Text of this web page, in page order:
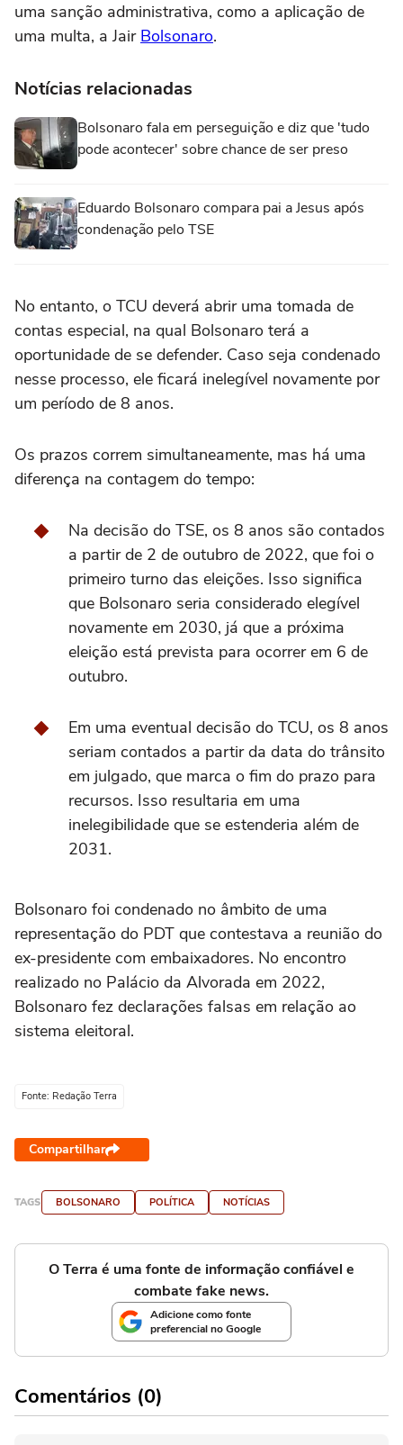
uma sanção administrativa, como a aplicação de
uma multa, a Jair Bolsonaro.
Notícias relacionadas
Bolsonaro fala em perseguição e diz que 'tudo
pode acontecer' sobre chance de ser preso
Eduardo Bolsonaro compara pai a Jesus após
condenação pelo TSE
No entanto, o TCU deverá abrir uma tomada de
contas especial, na qual Bolsonaro terá a
oportunidade de se defender. Caso seja condenado
nesse processo, ele ficará inelegível novamente por
um período de 8 anos.
Os prazos correm simultaneamente, mas há uma
diferença na contagem do tempo:
Na decisão do TSE, os 8 anos são contados
a partir de 2 de outubro de 2022, que foi o
primeiro turno das eleições. Isso significa
que Bolsonaro seria considerado elegível
novamente em 2030, já que a próxima
eleição está prevista para ocorrer em 6 de
outubro.
Em uma eventual decisão do TCU, os 8 anos
seriam contados a partir da data do trânsito
em julgado, que marca o fim do prazo para
recursos. Isso resultaria em uma
inelegibilidade que se estenderia além de
2031.
Bolsonaro foi condenado no âmbito de uma
representação do PDT que contestava a reunião do
ex-presidente com embaixadores. No encontro
realizado no Palácio da Alvorada em 2022,
Bolsonaro fez declarações falsas em relação ao
sistema eleitoral.
Fonte: Redação Terra
Compartilhar
TAGS BOLSONARO POLÍTICA NOTÍCIAS
O Terra é uma fonte de informação confiável e
combate fake news.
Adicione como fonte
preferencial no Google
Comentários (0)